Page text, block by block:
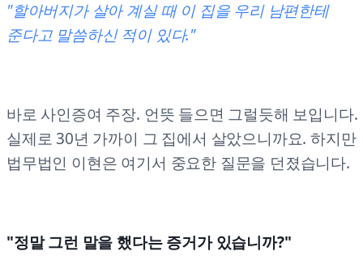
"할아버지가 살아 계실 때 이 집을 우리 남편한테
준다고 말씀하신 적이 있다."
바로 사인증여 주장. 언뜻 들으면 그럴듯해 보입니다.
실제로 30년 가까이 그 집에서 살았으니까요. 하지만
법무법인 이현은 여기서 중요한 질문을 던졌습니다.
"정말 그런 말을 했다는 증거가 있습니까?"